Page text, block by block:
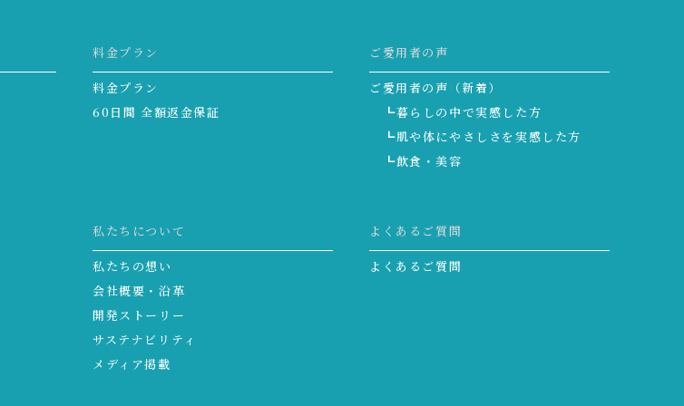
料金プラン
料金プラン
60日間 全額返金保証
私たちについて
私たちの想い
会社概要・沿革
開発ストーリー
サステナビリティ
メディア掲載
ご愛用者の声
ご愛用者の声（新着）
┗暮らしの中で実感した方
┗肌や体にやさしさを実感した方
┗飲食・美容
よくあるご質問
よくあるご質問